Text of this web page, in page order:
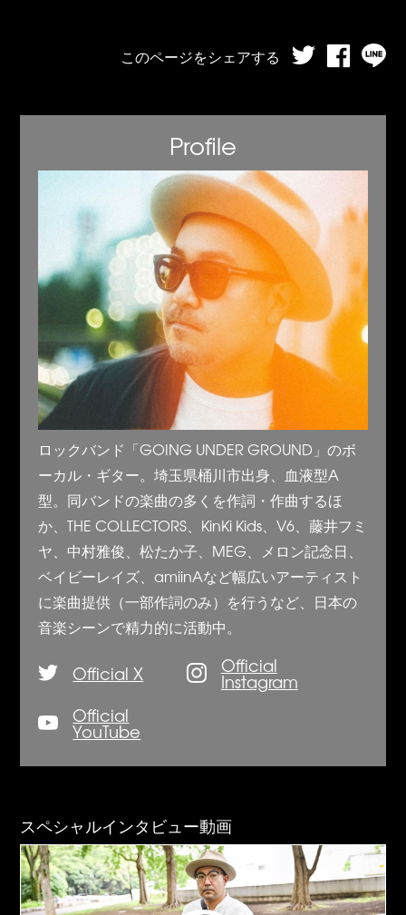
このページをシェアする
Profile
ロックバンド「GOING UNDER GROUND」のボ
ーカル・ギター。埼玉県桶川市出身、血液型A
型。同バンドの楽曲の多くを作詞・作曲するほ
か、THE COLLECTORS、KinKi Kids、V6、藤井フミ
ヤ、中村雅俊、松たか子、MEG、メロン記念日、
ベイビーレイズ、amiinAなど幅広いアーティスト
に楽曲提供（一部作詞のみ）を行うなど、日本の
音楽シーンで精力的に活動中。
Official X Official
Instagram
Official
YouTube
スペシャルインタビュー動画